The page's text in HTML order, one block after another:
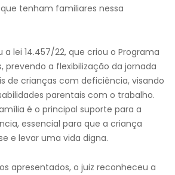
tenham familiares nessa
lei 14.457/22, que criou o Programa
prevendo a flexibilização da jornada
de crianças com deficiência, visando
parentais com o trabalho.
é o principal suporte para a
essencial para que a criança
e levar uma vida digna.
apresentados, o juiz reconheceu a